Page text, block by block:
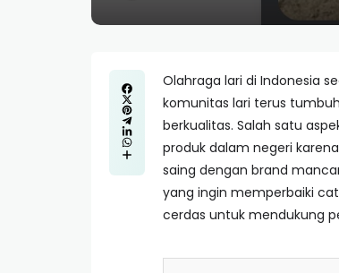
Olahraga lari di Indonesia
komunitas lari terus
berkualitas. Salah satu
produk dalam negeri
saing dengan brand
yang ingin memperbaiki
cerdas untuk mendukung